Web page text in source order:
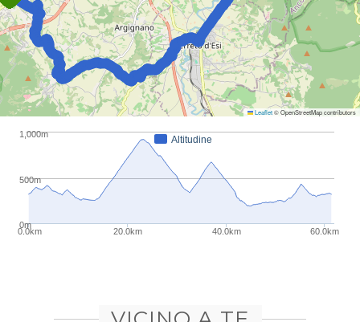
Leaflet© OpenStreetMap contributors
Altitudine
0.0km 20.0km 40.0km 60.0km
0m
500m
1,000m